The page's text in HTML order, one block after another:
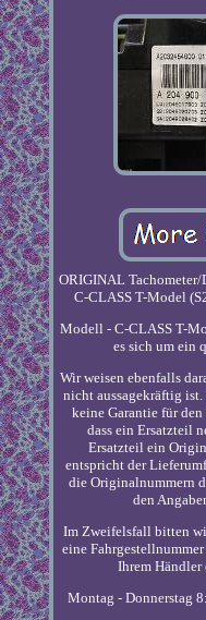
ORIGINAL
C-CLASS T-Model
Modell - C-CLASS T-
es sich um ein
Wir weisen ebenfalls
nicht aussagekräftig
keine Garantie für den
dass ein Ersatzteil
Ersatzteil ein
entspricht der
die Originalnummern
den
Im Zweifelsfall bitten
eine
Ihrem Händler
Montag - Donnerstag